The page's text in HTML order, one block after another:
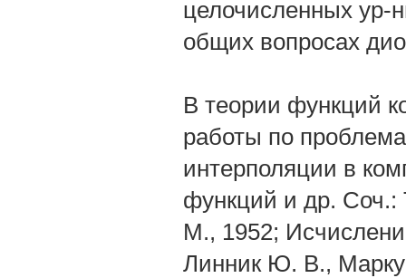
целочисленных ур-
общих вопросах
В теории функций
работы по
интерполяции в
функций и др. Соч.:
М., 1952;
Линник Ю. В.,